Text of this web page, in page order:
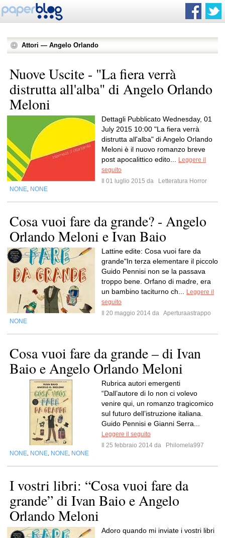
Attori — Angelo Orlando
Nuove Uscite - "La fiera verrà
distrutta all'alba" di Angelo Orlando
Meloni
Dettagli Pubblicato Wednesday, 01
July 2015 10:00 "La fiera verrà
distrutta all'alba" di Angelo Orlando
Meloni è il nuovo romanzo breve
post apocalittico edito...
Leggere il
seguito
Il 01 luglio 2015 da
Letteratura Horror
NONE NONE
Cosa vuoi fare da grande? - Angelo
Orlando Meloni e Ivan Baio
Lattine edite: Cosa vuoi fare da
grande"In terza elementare il piccolo
Guido Pennisi non se la passava
troppo bene. Orfano di madre, era
un bambino taciturno ch...
Leggere il
seguito
Il 20 maggio 2014 da Aperturaastrappo
NONE
Cosa vuoi fare da grande – di Ivan
Baio e Angelo Orlando Meloni
Rubrica autori emergenti
“Dall’autore di Io non ci volevo
venire qui, un romanzo tragicomico
sul futuro dell’istruzione italiana.
Guido Pennisi e Gianni Serra...
Leggere il seguito
Il 25 febbraio 2014 da
Philomela997
NONE NONE NONE NONE
I vostri libri: “Cosa vuoi fare da
grande” di Ivan Baio e Angelo
Orlando Meloni
Adoro quando mi inviate i vostri libri